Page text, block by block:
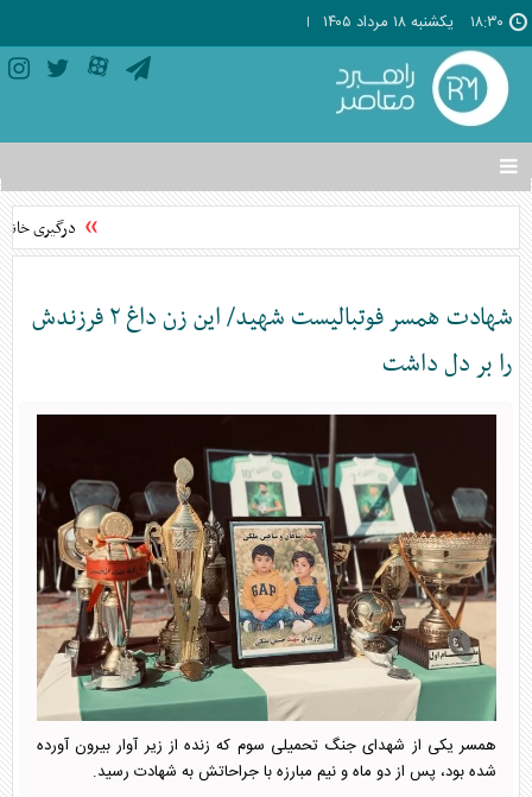
۱۸:۳۰ يکشنبه ۱۸ مرداد ۱۴۰۵
تغییر
وضعیت
منوی
ها
درگیری
شهادت همسر فوتبالیست شهید/ این زن داغ ۲ فرزندش
را بر دل داشت
همسر یکی از شهدای جنگ تحمیلی سوم که زنده از زیر آوار بیرون آورده
شده بود، پس از دو ماه و نیم مبارزه با جراحاتش به شهادت رسید.